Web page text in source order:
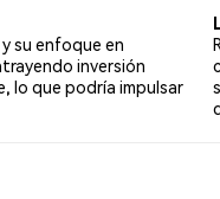
su enfoque en
inversión
lo que podría impulsar